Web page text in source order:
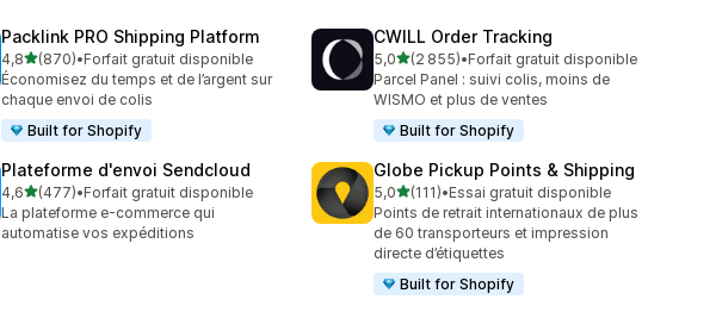
Packlink PRO Shipping Platform
4,8étoile(s) sur 5
(870)
870 avis au total
•Forfait gratuit disponible
Économisez du temps et de l’argent sur
chaque envoi de colis
Built for Shopify
CWILL Order Tracking
5,0étoile(s) sur 5
(2 855)
2855 avis au total
•Forfait gratuit disponible
Parcel Panel : suivi colis, moins de
WISMO et plus de ventes
Built for Shopify
Plateforme d'envoi Sendcloud
4,6étoile(s) sur 5
(477)
477 avis au total
•Forfait gratuit disponible
La plateforme e-commerce qui
automatise vos expéditions
Globe Pickup Points & Shipping
5,0étoile(s) sur 5
(111)
111 avis au total
•Essai gratuit disponible
Points de retrait internationaux de plus
de 60 transporteurs et impression
directe d’étiquettes
Built for Shopify